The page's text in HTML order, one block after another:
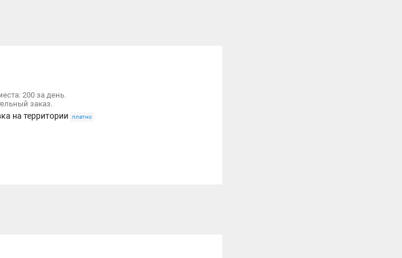
200 за день.
заказ.
на территории платно